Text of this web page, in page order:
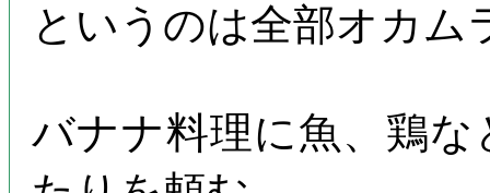
というのは全部オカム
バナナ料理に魚、鶏